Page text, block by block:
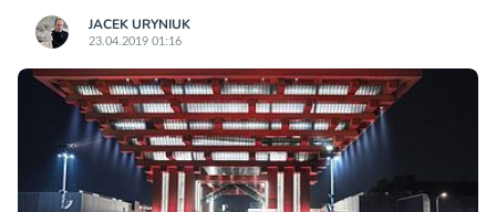
JACEK URYNIUK
23.04.2019 01:16